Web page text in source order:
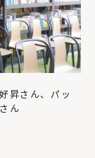
昇さん、パッ
ん